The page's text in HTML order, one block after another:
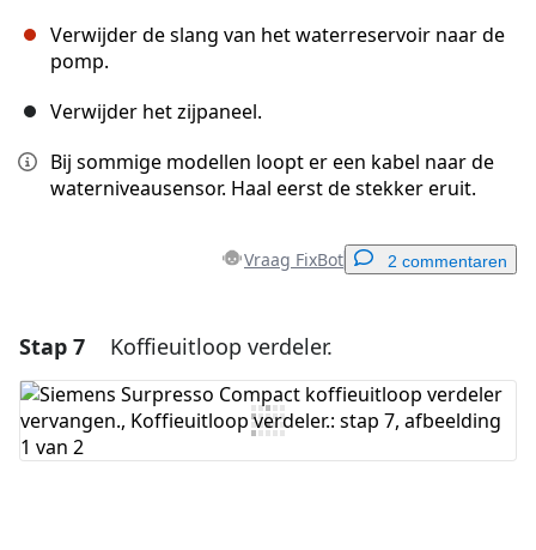
Verwijder de slang van het waterreservoir naar de
pomp.
Verwijder het zijpaneel.
Bij sommige modellen loopt er een kabel naar de
waterniveausensor. Haal eerst de stekker eruit.
Vraag FixBot 2 commentaren
Voeg een opmerking toe
Voeg opmerking toe
Stap 7 Koffieuitloop verdeler.